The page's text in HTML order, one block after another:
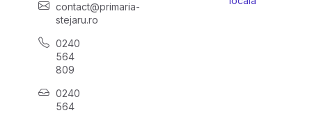
contact@primaria-
stejaru.ro
0240
564
809
0240
564